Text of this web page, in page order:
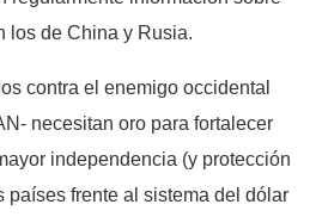
los de China y Rusia.
contra el enemigo occidental
necesitan oro para fortalecer
independencia (y protección
países frente al sistema del dólar